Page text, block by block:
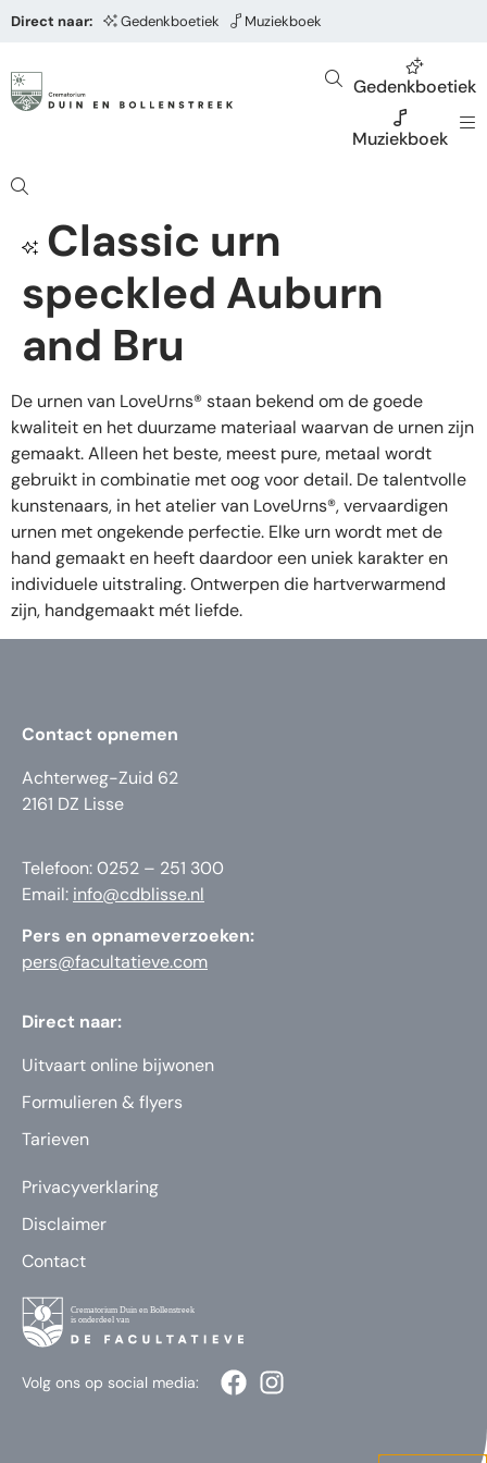
Direct naar: Gedenkboetiek Muziekboek
Gedenkboetiek
Muziekboek
Classic urn
speckled Auburn
and Bru
De urnen van LoveUrns® staan bekend om de goede
kwaliteit en het duurzame materiaal waarvan de urnen zijn
gemaakt. Alleen het beste, meest pure, metaal wordt
gebruikt in combinatie met oog voor detail. De talentvolle
kunstenaars, in het atelier van LoveUrns®, vervaardigen
urnen met ongekende perfectie. Elke urn wordt met de
hand gemaakt en heeft daardoor een uniek karakter en
individuele uitstraling. Ontwerpen die hartverwarmend
zijn, handgemaakt mét liefde.
Contact opnemen
Achterweg-Zuid 62
2161 DZ Lisse
Telefoon: 0252 – 251 300
Email: info@cdblisse.nl
Pers en opnameverzoeken:
pers@facultatieve.com
Direct naar:
Uitvaart online bijwonen
Formulieren & flyers
Tarieven
Privacyverklaring
Disclaimer
Contact
Volg ons op social media: